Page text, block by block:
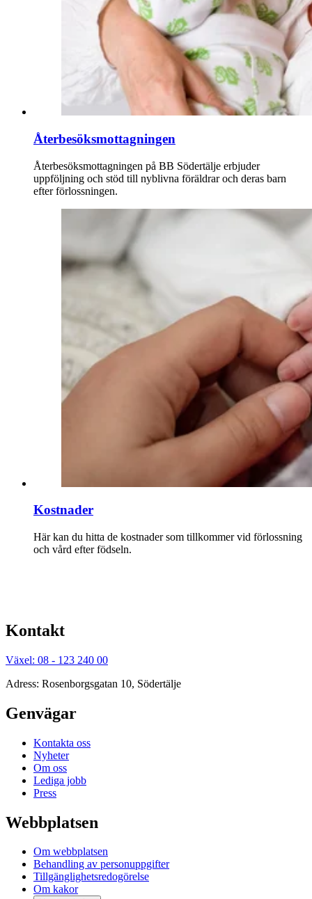
Återbesöksmottagningen
Återbesöksmottagningen på BB Södertälje erbjuder
uppföljning och stöd till nyblivna föräldrar och deras barn
efter förlossningen.
Kostnader
Här kan du hitta de kostnader som tillkommer vid förlossning
och vård efter födseln.
Kontakt
Växel: 08 - 123 240 00
Adress: Rosenborgsgatan 10, Södertälje
Genvägar
Kontakta oss
Nyheter
Om oss
Lediga jobb
Press
Webbplatsen
Om webbplatsen
Behandling av personuppgifter
Tillgänglighetsredogörelse
Om kakor